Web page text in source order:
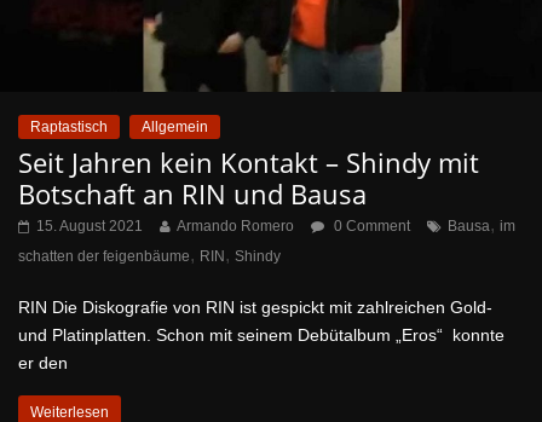
Raptastisch Allgemein
Seit Jahren kein Kontakt – Shindy mit
Botschaft an RIN und Bausa
15. August 2021 Armando Romero 0 Comment Bausa, im
schatten der feigenbäume, RIN, Shindy
RIN Die Diskografie von RIN ist gespickt mit zahlreichen Gold-
und Platinplatten. Schon mit seinem Debütalbum „Eros“ konnte
er den
Weiterlesen